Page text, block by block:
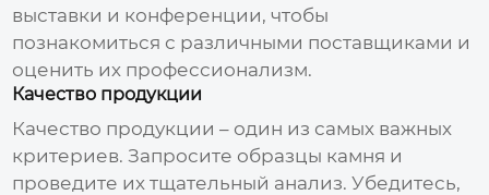
выставки и конференции, чтобы
познакомиться с различными поставщиками и
оценить их профессионализм.
Качество продукции
Качество продукции – один из самых важных
критериев. Запросите образцы камня и
проведите их тщательный анализ. Убедитесь,